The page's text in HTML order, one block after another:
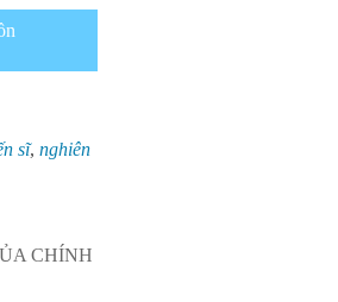
sĩ, nghiên
CHÍNH